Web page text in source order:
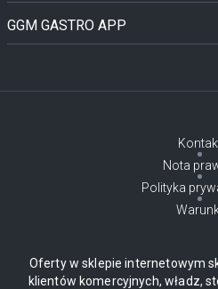
GGM GASTRO APP
Nota
Polityka
Oferty w sklepie internetowym
klientów komercyjnych, władz,